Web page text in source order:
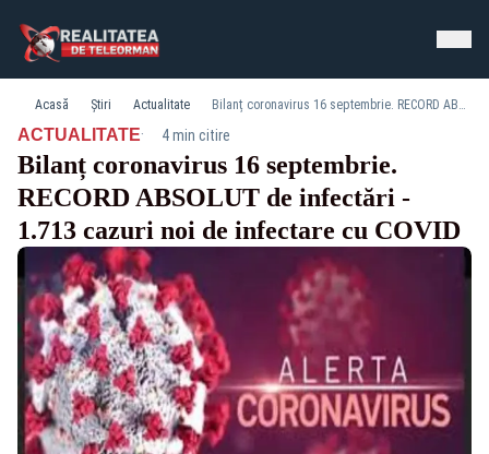
Acasă Știri Actualitate Bilanț coronavirus 16 septembrie. RECORD ABSOLUT de infectări - 1.713 cazuri noi de infectare cu COVID
ACTUALITATE· 4 min citire
Bilanț coronavirus 16 septembrie.
RECORD ABSOLUT de infectări -
1.713 cazuri noi de infectare cu COVID